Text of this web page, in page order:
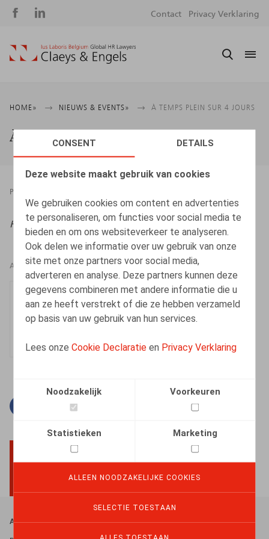
CONSENT DETAILS
Deze website maakt gebruik van cookies
We gebruiken cookies om content en advertenties
te personaliseren, om functies voor social media te
bieden en om ons websiteverkeer te analyseren.
Ook delen we informatie over uw gebruik van onze
site met onze partners voor social media,
adverteren en analyse. Deze partners kunnen deze
gegevens combineren met andere informatie die u
aan ze heeft verstrekt of die ze hebben verzameld
op basis van uw gebruik van hun services.
Lees onzeCookie Declaratie en Privacy Verklaring
Noodzakelijk Voorkeuren
Statistieken Marketing
ALLEEN NOODZAKELIJKE COOKIES
SELECTIE TOESTAAN
Social
Contact Privacy Verklaring
Kruimelpad
HOME NIEUWS & EVENTS À TEMPS PLEIN SUR 4 JOURS
À temps plein sur 4 jours
PRESSROOM
Htag, 2022, n° 3, pp. 34 - 35
AUTEURS
Kevin Dieu
Senior Associate
Facebook
TwitterLinkedin
Footer
Algemene Voorwaarden